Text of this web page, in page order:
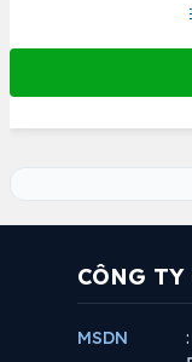
CÔNG
MSDN